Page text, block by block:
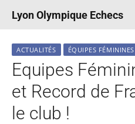
Lyon Olympique Echecs
ACTUALITÉS ÉQUIPES FÉMININES
Equipes
et Record de
le club !